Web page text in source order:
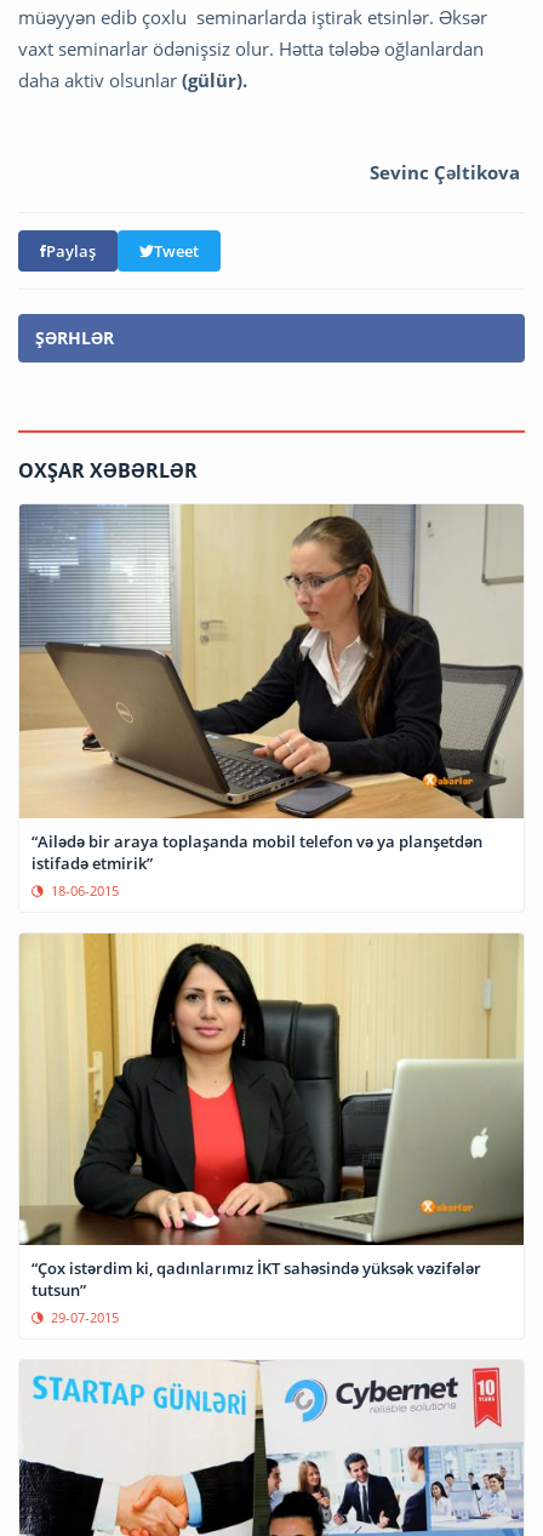
müəyyən edib çoxlu seminarlarda iştirak etsinlər. Əksər
vaxt seminarlar ödənişsiz olur. Hətta tələbə oğlanlardan
daha aktiv olsunlar (gülür).
Sevinc Çəltikova
Paylaş Tweet
ŞƏRHLƏR
OXŞAR XƏBƏRLƏR
“Ailədə bir araya toplaşanda mobil telefon və ya planşetdən
istifadə etmirik”
18-06-2015
“Çox istərdim ki, qadınlarımız İKT sahəsində yüksək vəzifələr
tutsun”
29-07-2015